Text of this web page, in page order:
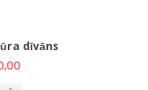
dīvāns